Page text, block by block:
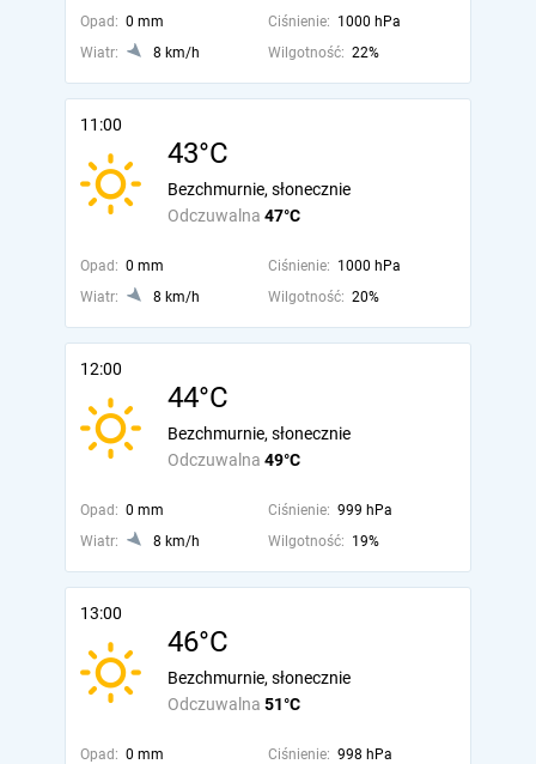
Opad: 0 mm Ciśnienie: 1000 hPa
Wiatr:
8 km/h Wilgotność: 22%
11:00
43°C
Odczuwalna 47°C
Bezchmurnie, słonecznie
Opad: 0 mm Ciśnienie: 1000 hPa
Wiatr:
8 km/h Wilgotność: 20%
12:00
44°C
Odczuwalna 49°C
Bezchmurnie, słonecznie
Opad: 0 mm Ciśnienie: 999 hPa
Wiatr:
8 km/h Wilgotność: 19%
13:00
46°C
Odczuwalna 51°C
Bezchmurnie, słonecznie
Opad: 0 mm Ciśnienie: 998 hPa